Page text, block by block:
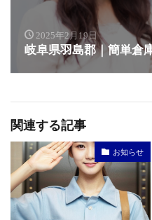
2025年2月19日
岐阜県羽島郡｜簡単倉
関連する記事
お知らせ